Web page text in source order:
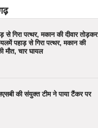
से गिरा पत्थर, मकान की दीवार तोड़कर
पहाड़ से गिरा पत्थर, मकान की
मौत, चार घायल
की संयुक्त टीम ने पाया टैंकर पर